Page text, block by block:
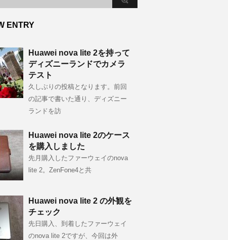
ENTRY
Huawei nova lite 2を持って
ディズニーランドでカメラ
テスト
久しぶりの投稿となります。前回
の記事で書いた通り、ディズニー
ランドを訪
Huawei nova lite 2のケース
を購入しました
先月購入したファーウェイのnova
lite 2。ZenFone4と共
Huawei nova lite 2 の外観を
チェック
先日購入、到着したファーウェイ
のnova lite 2ですが、今回は外